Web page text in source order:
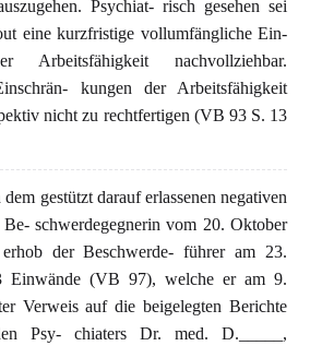
Psychiat- risch gesehen sei
eine kurzfristige vollumfängliche Ein-
Arbeitsfähigkeit nachvollziehbar.
kungen der Arbeitsfähigkeit
nicht zu rechtfertigen (VB 93 S. 13
gestützt darauf erlassenen negativen
Be- schwerdegegnerin vom 20. Oktober
der Beschwerde- führer am 23.
Einwände (VB 97), welche er am 9.
Verweis auf die beigelegten Berichte
Psy- chiaters Dr. med. D._____,